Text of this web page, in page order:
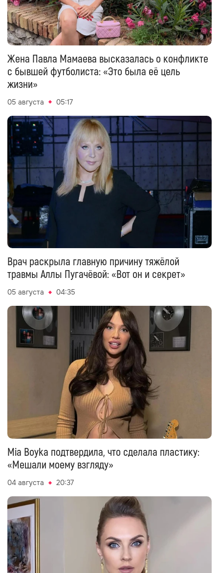
Жена Павла Мамаева высказалась о конфликте
с бывшей футболиста: «Это была её цель
жизни»
05 августа 05:17
Врач раскрыла главную причину тяжёлой
травмы Аллы Пугачёвой: «Вот он и секрет»
05 августа 04:35
Mia Boyka подтвердила, что сделала пластику:
«Мешали моему взгляду»
04 августа 20:37